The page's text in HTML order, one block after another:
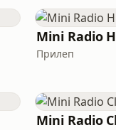
Mini Radio
Прилеп
Mini Radio